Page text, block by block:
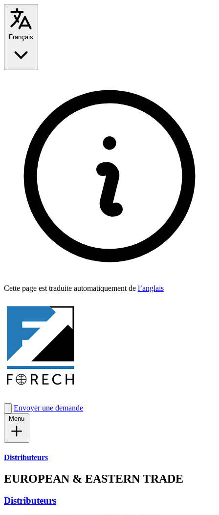
Cette page est traduite automa­tique­ment de l’anglais
Envoyer une demande
Distributeurs
EUROPEAN & EASTERN TRADE
Distributeurs